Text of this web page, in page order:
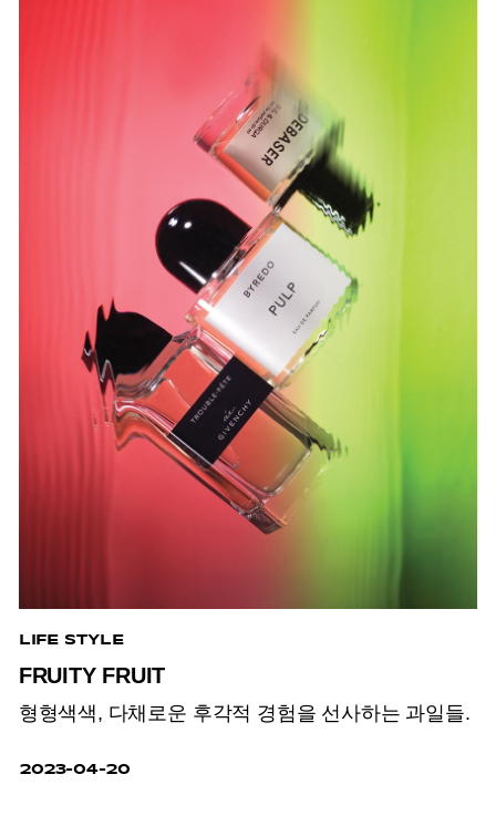
LIFE STYLE
FRUITY FRUIT
형형색색, 다채로운 후각적 경험을 선사하는 과일들.
2023-04-20